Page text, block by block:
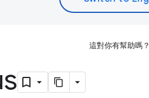
這對你有幫助嗎？